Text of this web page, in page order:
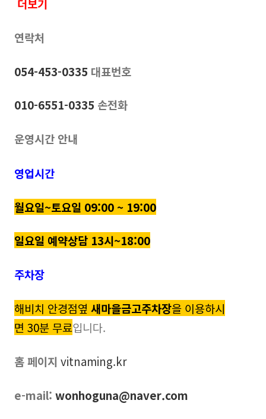
더보기
연락처
054-453-0335 대표번호
010-6551-0335 손전화
운영시간 안내
영업시간
월요일~토요일 09:00 ~ 19:00
일요일 예약상담 13시~18:00
주차장
해비치 안경점옆 새마을금고주차장을 이용하시
면 30분 무료입니다.
홈 페이지 vitnaming.kr
e-mail: wonhoguna@naver.com